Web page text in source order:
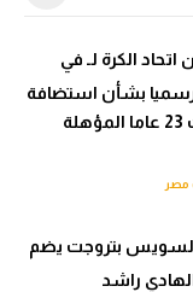
الكرة لـ في
رسميا بشأن استضافة
كأس إفريقيا تحت 23 عاما المؤهلة
مصر
بتروجت يضم
راشد